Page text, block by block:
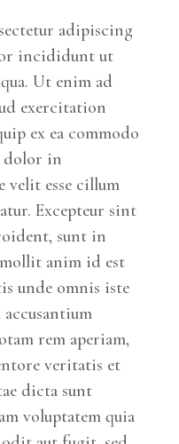
adipiscing
incididunt ut
Ut enim ad
exercitation
ex ea commodo
dolor in
esse cillum
Excepteur sint
sunt in
anim id est
unde omnis iste
rem aperiam,
veritatis et
dicta sunt
voluptatem quia